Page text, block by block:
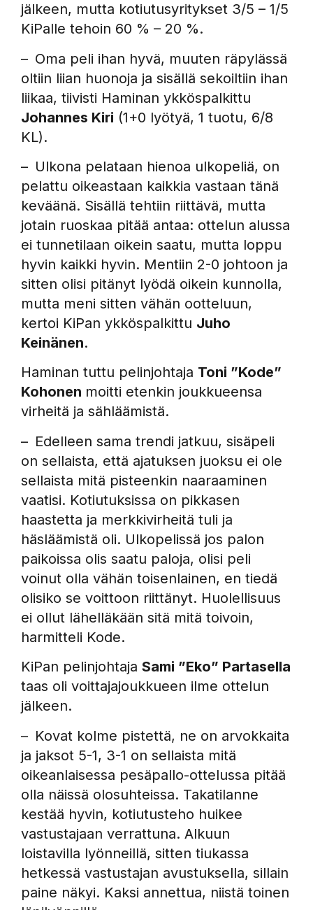
jälkeen, mutta kotiutusyritykset 3/5 – 1/5
KiPalle tehoin 60 % – 20 %.
– Oma peli ihan hyvä, muuten räpylässä
oltiin liian huonoja ja sisällä sekoiltiin ihan
liikaa, tiivisti Haminan ykköspalkittu
Johannes Kiri (1+0 lyötyä, 1 tuotu, 6/8
KL).
– Ulkona pelataan hienoa ulkopeliä, on
pelattu oikeastaan kaikkia vastaan tänä
keväänä. Sisällä tehtiin riittävä, mutta
jotain ruoskaa pitää antaa: ottelun alussa
ei tunnetilaan oikein saatu, mutta loppu
hyvin kaikki hyvin. Mentiin 2-0 johtoon ja
sitten olisi pitänyt lyödä oikein kunnolla,
mutta meni sitten vähän ootteluun,
kertoi KiPan ykköspalkittu Juho
Keinänen.
Haminan tuttu pelinjohtaja Toni ”Kode”
Kohonen moitti etenkin joukkueensa
virheitä ja sähläämistä.
– Edelleen sama trendi jatkuu, sisäpeli
on sellaista, että ajatuksen juoksu ei ole
sellaista mitä pisteenkin naaraaminen
vaatisi. Kotiutuksissa on pikkasen
haastetta ja merkkivirheitä tuli ja
häsläämistä oli. Ulkopelissä jos palon
paikoissa olis saatu paloja, olisi peli
voinut olla vähän toisenlainen, en tiedä
olisiko se voittoon riittänyt. Huolellisuus
ei ollut lähelläkään sitä mitä toivoin,
harmitteli Kode.
KiPan pelinjohtaja Sami ”Eko” Partasella
taas oli voittajajoukkueen ilme ottelun
jälkeen.
– Kovat kolme pistettä, ne on arvokkaita
ja jaksot 5-1, 3-1 on sellaista mitä
oikeanlaisessa pesäpallo-ottelussa pitää
olla näissä olosuhteissa. Takatilanne
kestää hyvin, kotiutusteho huikee
vastustajaan verrattuna. Alkuun
loistavilla lyönneillä, sitten tiukassa
hetkessä vastustajan avustuksella, sillain
paine näkyi. Kaksi annettua, niistä toinen